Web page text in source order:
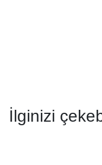
İlginizi